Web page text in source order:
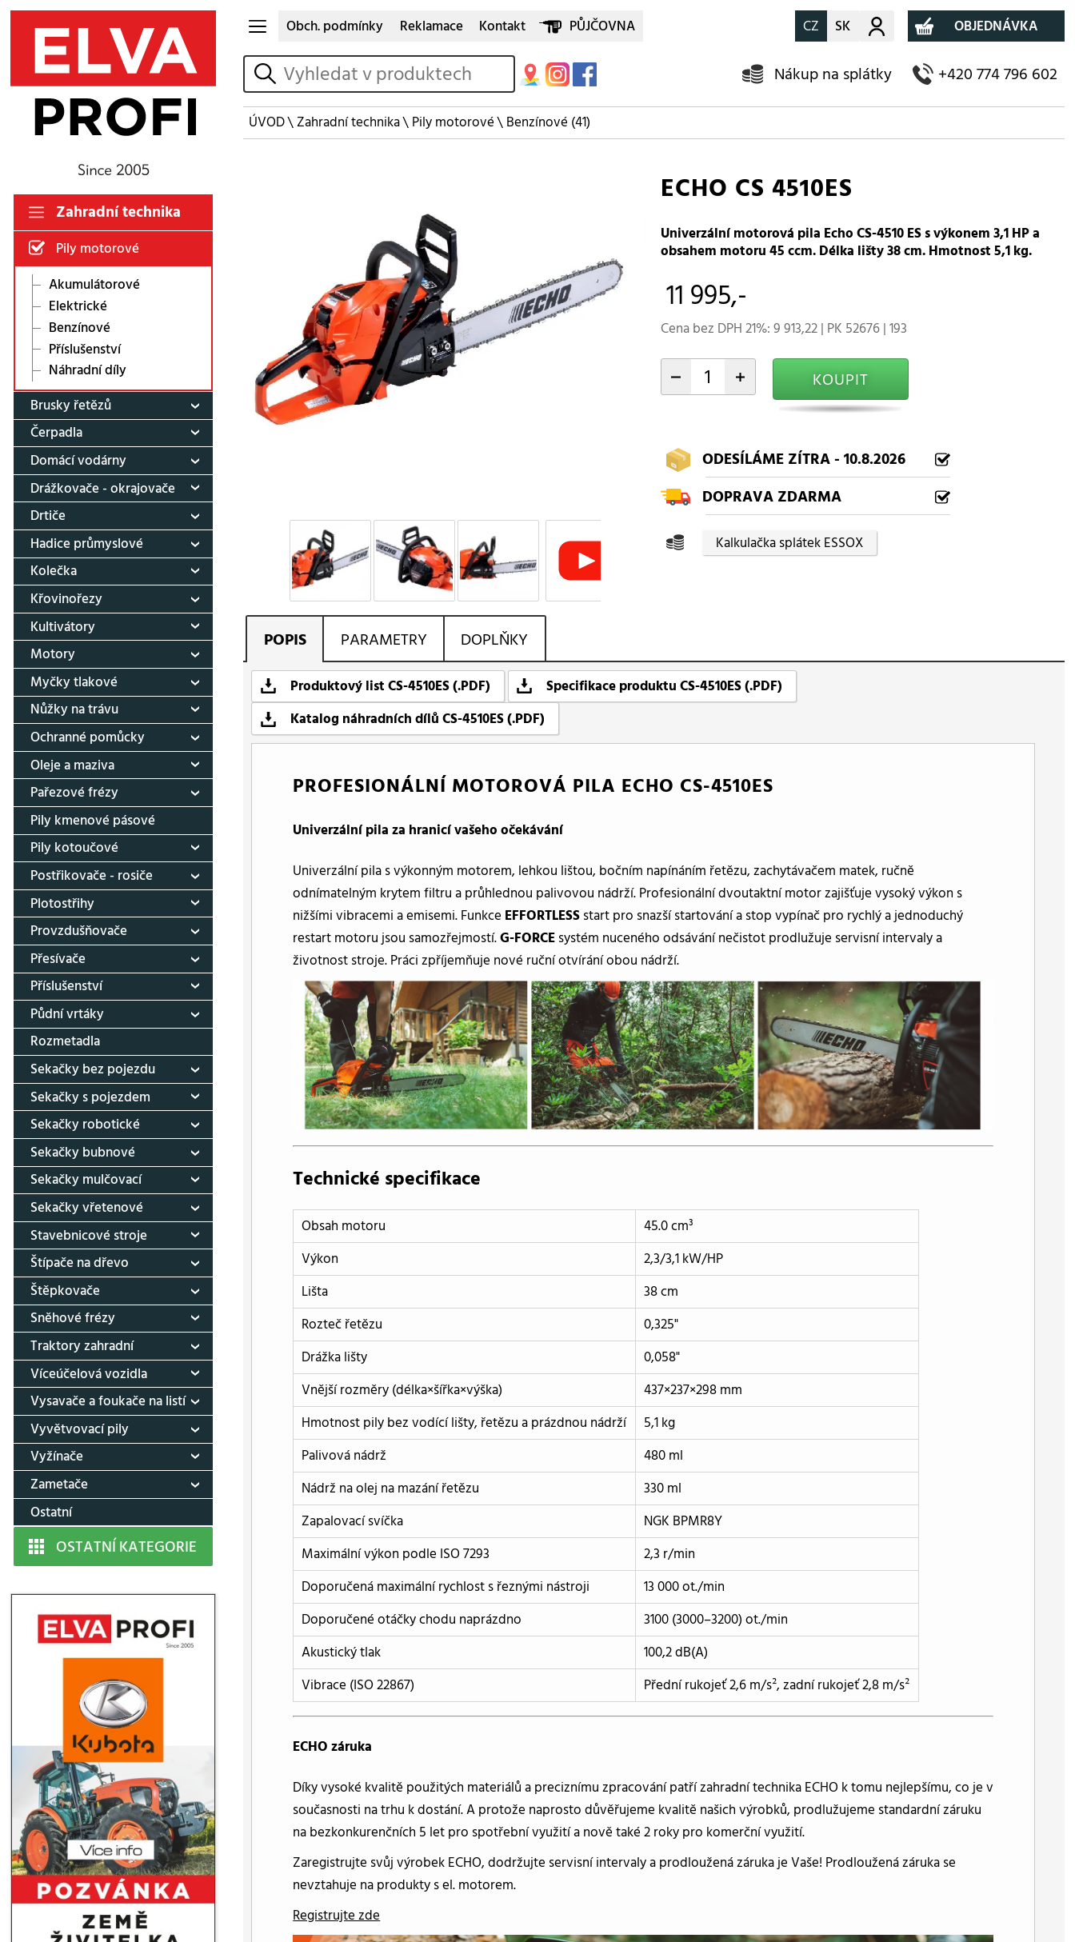
Zahradní technika
Pily motorové
Akumulátorové
Elektrické
Benzínové
Příslušenství
Náhradní díly
Brusky řetězů
Čerpadla
Domácí vodárny
Drážkovače - okrajovače
Drtiče
Hadice průmyslové
Kolečka
Křovinořezy
Kultivátory
Motory
Myčky tlakové
Nůžky na trávu
Ochranné pomůcky
Oleje a maziva
Pařezové frézy
Pily kmenové pásové
Pily kotoučové
Postřikovače - rosiče
Plotostřihy
Provzdušňovače
Přesívače
Příslušenství
Půdní vrtáky
Rozmetadla
Sekačky bez pojezdu
Sekačky s pojezdem
Sekačky robotické
Sekačky bubnové
Sekačky mulčovací
Sekačky vřetenové
Stavebnicové stroje
Štípače na dřevo
Štěpkovače
Sněhové frézy
Traktory zahradní
Víceúčelová vozidla
Vysavače a foukače na listí
Vyvětvovací pily
Vyžínače
Zametače
Ostatní
OSTATNÍ KATEGORIE
Obch. podmínky Reklamace Kontakt PŮJČOVNA CZ SK Můj účet OBJEDNÁVKA
vyhledat Nákup na splátky +420 774 796 602
ÚVOD\Zahradní technika\Pily motorové\Benzínové (41)
ECHO CS 4510ES
Univerzální motorová pila Echo CS-4510 ES s výkonem 3,1 HP a
obsahem motoru 45 ccm. Délka lišty 38 cm. Hmotnost 5,1 kg.
11 995,-
Cena bez DPH 21%: 9 913,22 | PK 52676 | 193
- + KOUPIT
ODESÍLÁME ZÍTRA - 10.8.2026
DOPRAVA ZDARMA
Kalkulačka splátek ESSOX
POPIS PARAMETRY DOPLŇKY
Produktový list CS-4510ES (.PDF)
Specifikace produktu CS-4510ES (.PDF)
Katalog náhradních dílů CS-4510ES (.PDF)
PROFESIONÁLNÍ MOTOROVÁ PILA ECHO CS-4510ES
Univerzální pila za hranicí vašeho očekávání
Univerzální pila s výkonným motorem, lehkou lištou, bočním napínáním řetězu, zachytávačem matek, ručně
odnímatelným krytem filtru a průhlednou palivovou nádrží. Profesionální dvoutaktní motor zajišťuje vysoký výkon s
nižšími vibracemi a emisemi. Funkce EFFORTLESSstart pro snazší startování a stop vypínač pro rychlý a jednoduchý
restart motoru jsou samozřejmostí.G-FORCEsystém nuceného odsávání nečistot prodlužuje servisní intervaly a
životnost stroje. Práci zpříjemňuje nové ruční otvírání obou nádrží.
Technické specifikace
Obsah motoru
45.0 cm³
Výkon
2,3/3,1 kW/HP
Lišta
38 cm
Rozteč řetězu
0,325"
Drážka lišty
0,058"
Vnější rozměry (délka×šířka×výška)
437×237×298 mm
Hmotnost pily bez vodící lišty, řetězu a prázdnou nádrží
5,1 kg
Palivová nádrž
480 ml
Nádrž na olej na mazání řetězu
330 ml
Zapalovací svíčka
NGK BPMR8Y
Maximální výkon podle ISO 7293
2,3 r/min
Doporučená maximální rychlost s řeznými nástroji
13 000 ot./min
Doporučené otáčky chodu naprázdno
3100 (3000–3200) ot./min
Akustický tlak
100,2 dB(A)
Vibrace (ISO 22867)
Přední rukojeť 2,6 m/s², zadní rukojeť 2,8 m/s²
ECHO záruka
Díky vysoké kvalitě použitých materiálů a preciznímu zpracování patří zahradní technika ECHO k tomu nejlepšímu, co je v
současnosti na trhu k dostání. A protože naprosto důvěřujeme kvalitě našich výrobků, prodlužujeme standardní záruku
na bezkonkurenčních 5 let pro spotřební využití a nově také 2 roky pro komerční využití.
Zaregistrujte svůj výrobek ECHO, dodržujte servisní intervaly a prodloužená záruka je Vaše! Prodloužená záruka se
nevztahuje na produkty s el. motorem.
Registrujte zde